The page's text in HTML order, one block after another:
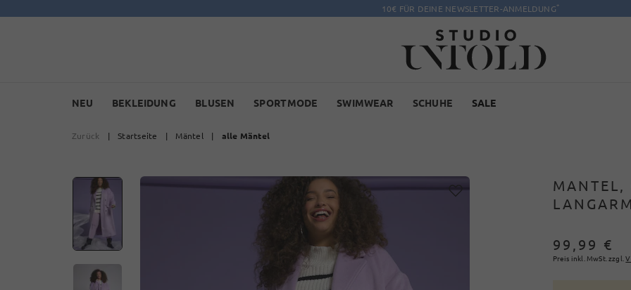
10€ FÜR DEINE NEWSLETTER-ANMELDUNG*
NEU BEKLEIDUNG BLUSEN SPORTMODE SWIMWEAR SCHUHE SALE
Zurück | Startseite | Mäntel | alle Mäntel
MANTEL,
99,99 €
Preis inkl. MwSt. zzgl.